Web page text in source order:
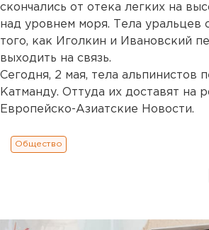
скончались от отека легких на
над уровнем моря. Тела уральцев
того, как Иголкин и Ивановский
выходить на связь.
Сегодня, 2 мая, тела альпинистов
Катманду. Оттуда их доставят на
Европейско-Азиатские Новости.
Общество